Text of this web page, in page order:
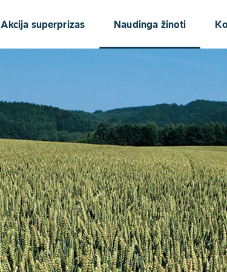
Akcija superprizas Naudinga žinoti